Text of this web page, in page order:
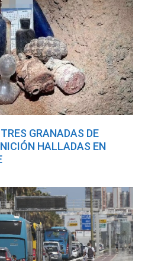
GRANADAS DE
HALLADAS EN